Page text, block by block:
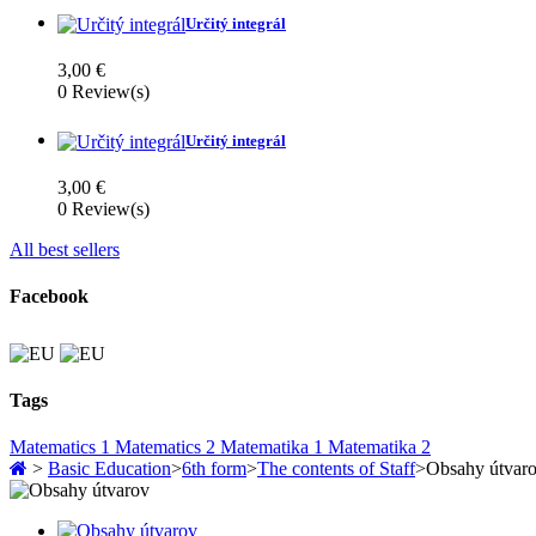
Určitý integrál
3,00 €
0 Review(s)
Určitý integrál
3,00 €
0 Review(s)
All best sellers
Facebook
Tags
Matematics 1 Matematics 2 Matematika 1 Matematika 2
> Basic Education>6th form>The contents of Staff>Obsahy